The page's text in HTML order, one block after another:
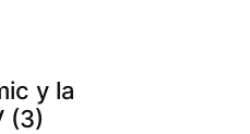
y la
(3)